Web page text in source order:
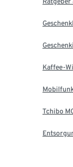
Kaffee-
Tchibo